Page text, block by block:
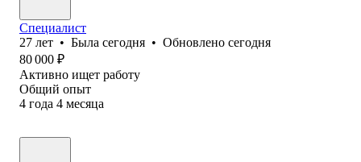
Специалист
27 лет • Была сегодня • Обновлено сегодня
80 000 ₽
Активно ищет работу
Общий опыт
4 года 4 месяца